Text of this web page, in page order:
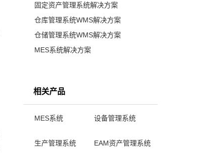
固定资产管理系统解决方案
仓库管理系统WMS解决方案
仓储管理系统WMS解决方案
MES系统解决方案
相关产品
MES系统 设备管理系统
生产管理系统 EAM资产管理系统